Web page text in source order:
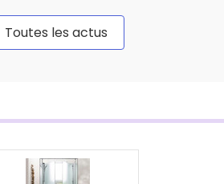
Toutes les actus